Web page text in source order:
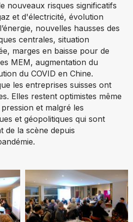
nouveaux risques significatifs
et d'électricité, évolution
nouvelles hausses des
centrales, situation
marges en baisse pour de
MEM, augmentation du
du COVID en Chine.
les entreprises suisses ont
Elles restent optimistes même
et malgré les
et géopolitiques qui sont
de la scène depuis